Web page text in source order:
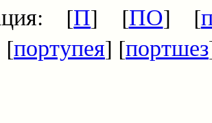
[П] [ПО] [
[портупея] [портшез